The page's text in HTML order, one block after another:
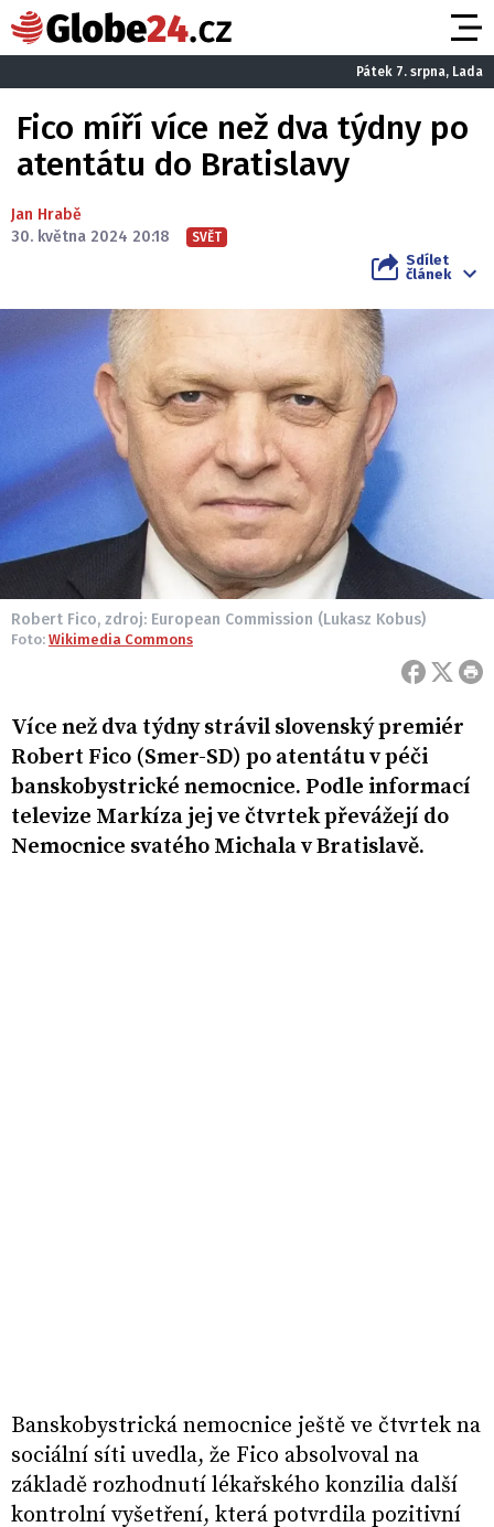
Pátek 7. srpna, Lada
Fico míří více než dva týdny po
atentátu do Bratislavy
Jan Hrabě
30. května 2024 20:18
SVĚT
Sdílet
článek
Robert Fico, zdroj: European Commission (Lukasz Kobus)
Foto: Wikimedia Commons
Více než dva týdny strávil slovenský premiér
Robert Fico (Smer-SD) po atentátu v péči
banskobystrické nemocnice. Podle informací
televize Markíza jej ve čtvrtek převážejí do
Nemocnice svatého Michala v Bratislavě.
Banskobystrická nemocnice ještě ve čtvrtek na
sociální síti uvedla, že Fico absolvoval na
základě rozhodnutí lékařského konzilia další
kontrolní vyšetření, která potvrdila pozitivní